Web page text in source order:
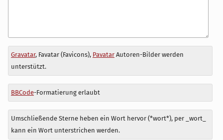
Antwort
zu
Gravatar, Favatar (Favicons), PavatarAutoren-Bilder werden
unterstützt.
BBCode-Formatierung erlaubt
Umschließende Sterne heben ein Wort hervor (*wort*), per _wort_
kann ein Wort unterstrichen werden.